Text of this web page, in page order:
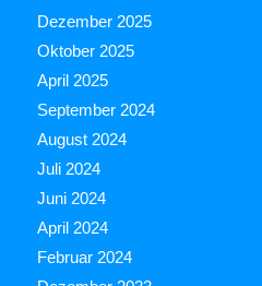
Dezember 2025
Oktober 2025
April 2025
September 2024
August 2024
Juli 2024
Juni 2024
April 2024
Februar 2024